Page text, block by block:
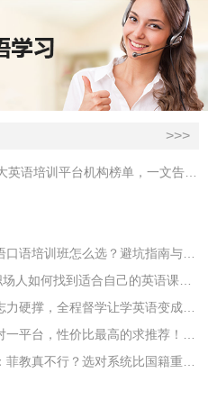
>>>
【16万人的经验贴】2022全球十大英语培训平台机构榜单，一文告诉你
实测厦门机构后讲讲：2026年英语口语培训班怎么选？避坑指南与高效学习新范式
【上海成人英语机构选择指南】职场人如何找到适合自己的英语课程？
【2026英语怎么学？】不用靠意志力硬撑，全程督学让学英语变成日常习惯
【吐血整理】2026年在线外教一对一平台，性价比最高的求推荐！哪家效果好？
2026重庆成人英语外教避坑指南：菲教真不行？选对系统比国籍重要100倍！